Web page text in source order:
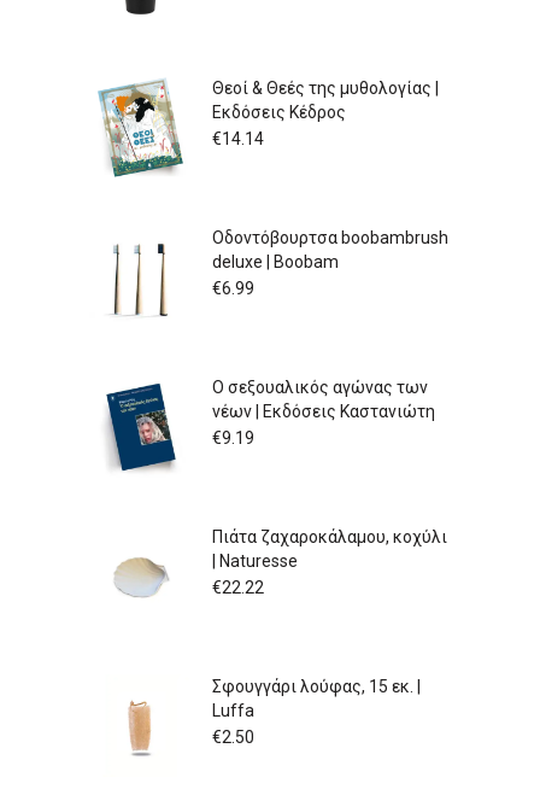
Θεοί & Θεές της μυθολογίας |
Εκδόσεις Κέδρος
€14.14
Οδοντόβουρτσα boobambrush
deluxe | Boobam
€6.99
Ο σεξουαλικός αγώνας των
νέων | Εκδόσεις Καστανιώτη
€9.19
Πιάτα ζαχαροκάλαμου, κοχύλι
| Naturesse
€22.22
Σφουγγάρι λούφας, 15 εκ. |
Luffa
€2.50